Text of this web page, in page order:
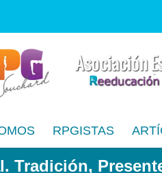
RPGISTAS
Tradición,